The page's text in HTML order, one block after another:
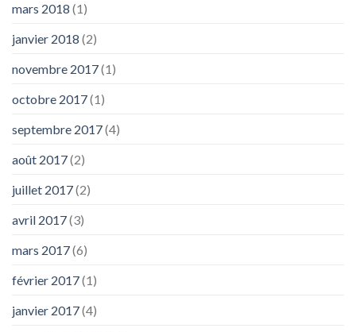
mars 2018 (1)
janvier 2018 (2)
novembre 2017(1)
octobre 2017(1)
septembre 2017(4)
août 2017(2)
juillet 2017(2)
avril 2017(3)
mars 2017(6)
février 2017(1)
janvier 2017(4)